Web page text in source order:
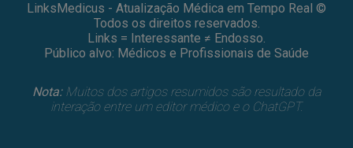
LinksMedicus - Atualização Médica em Tempo Real ©
Todos os direitos reservados.
Links = Interessante ≠ Endosso.
Público alvo: Médicos e Profissionais de Saúde
Nota:Muitos dos artigos resumidos são resultado da
interação entre um editor médico e o ChatGPT.